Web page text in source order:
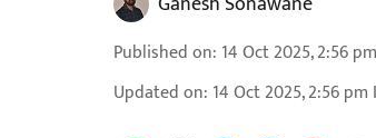
Published on: 14 Oct 2025, 2:56 pm
Updated on: 14 Oct 2025, 2:56 pm